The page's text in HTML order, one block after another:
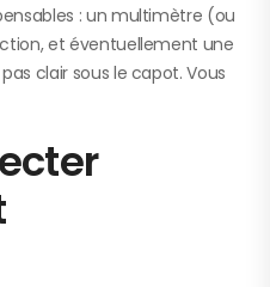
: un multimètre (ou
et éventuellement une
clair sous le capot. Vous